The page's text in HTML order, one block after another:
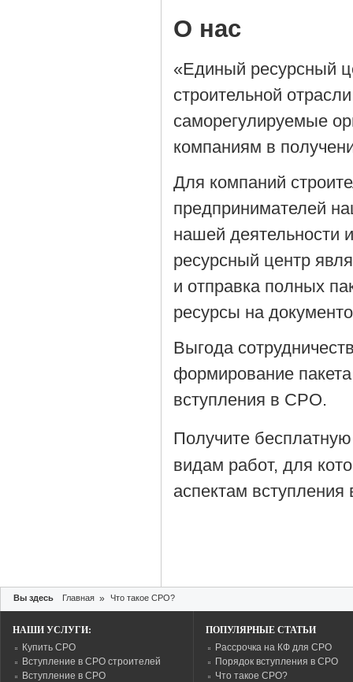
О нас
«Единый ресурсный
строительной
саморегулируемые
компаниям в
Для компаний
предпринимателей
нашей деятельности
ресурсный центр
и отправка полных
ресурсы на
Выгода
формирование
вступления в СРО.
Получите
видам работ, для
аспектам
Вы здесь Главная » Что такое СРО?
НАШИ УСЛУГИ:
Купить СРО
Вступление в СРО строителей
Вступление в СРО
ПОПУЛЯРНЫЕ СТАТЬИ
Рассрочка на КФ для СРО
Порядок вступления в СРО
Что такое СРО?